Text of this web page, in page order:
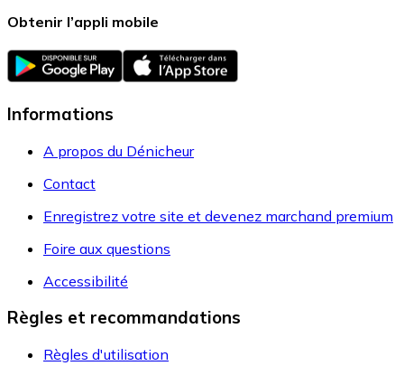
Obtenir l’appli mobile
Informations
A propos du Dénicheur
Contact
Enregistrez votre site et devenez marchand premium
Foire aux questions
Accessibilité
Règles et recommandations
Règles d'utilisation